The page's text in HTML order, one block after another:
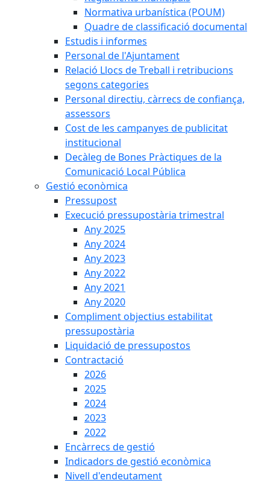
Normativa urbanística (POUM)
Quadre de classificació documental
Estudis i informes
Personal de l'Ajuntament
Relació Llocs de Treball i retribucions
segons categories
Personal directiu, càrrecs de confiança,
assessors
Cost de les campanyes de publicitat
institucional
Decàleg de Bones Pràctiques de la
Comunicació Local Pública
Gestió econòmica
Pressupost
Execució pressupostària trimestral
Any 2025
Any 2024
Any 2023
Any 2022
Any 2021
Any 2020
Compliment objectius estabilitat
pressupostària
Liquidació de pressupostos
Contractació
2026
2025
2024
2023
2022
Encàrrecs de gestió
Indicadors de gestió econòmica
Nivell d'endeutament